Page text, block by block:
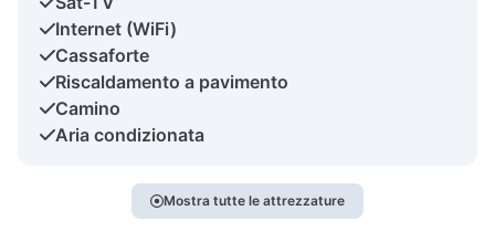
Internet (WiFi)
Cassaforte
Riscaldamento a pavimento
Camino
Aria condizionata
Mostra tutte le attrezzature